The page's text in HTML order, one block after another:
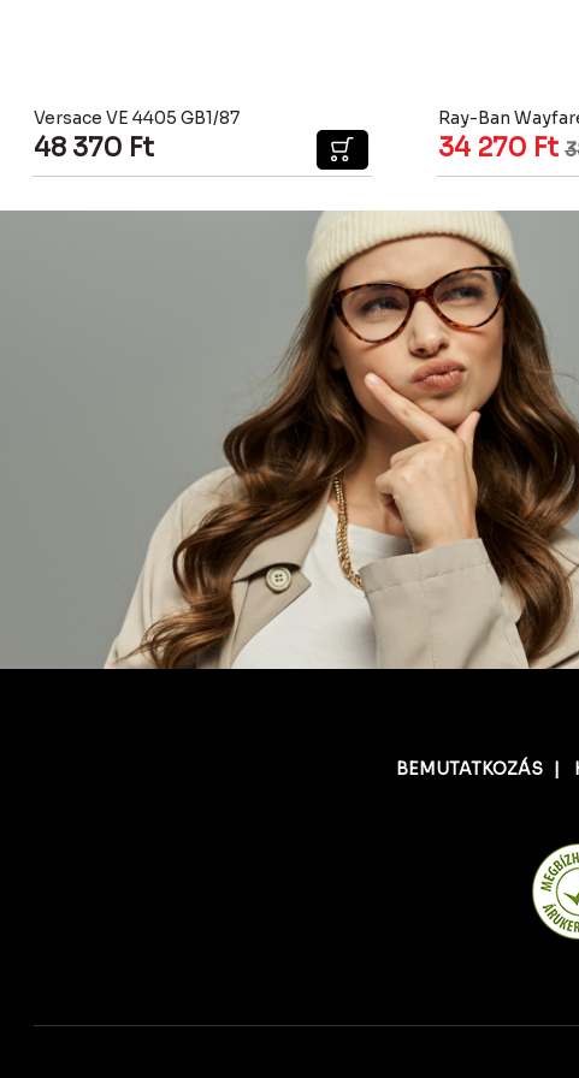
Versace VE 4405 GB1/87
48 370 Ft
Ray-Ban
34 270 Ft
BEMUTATKOZÁS